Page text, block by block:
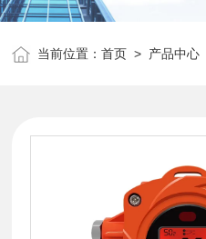
当前位置：首页 > 产品中心